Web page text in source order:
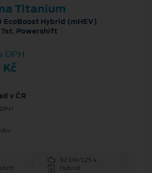
Titanium
EcoBoost Hybrid (mHEV)
Powershift
DPH
v ČR
92 kW/125 k
Hybrid